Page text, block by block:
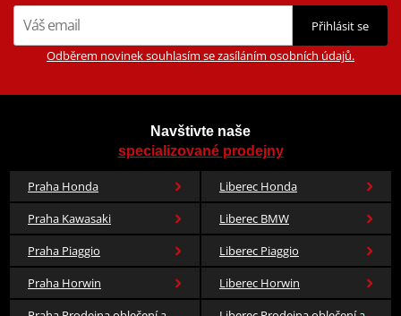
Přihlásit se
Odběrem novinek souhlasím se zasíláním osobních údajů.
Navštivte naše
specializované prodejny
Praha Honda
Liberec Honda
Praha Kawasaki
Liberec BMW
Praha Piaggio
Liberec Piaggio
Praha Horwin
Liberec Horwin